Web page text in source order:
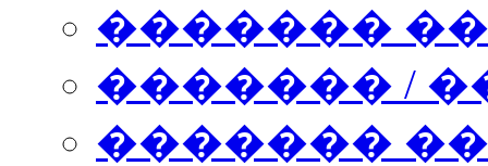
�������
������� /
�������